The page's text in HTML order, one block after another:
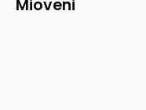
Mioveni